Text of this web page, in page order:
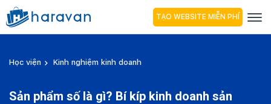
TẠO WEBSITE MIỄN PHÍ
Học viện Kinh nghiệm kinh doanh
Sản phẩm số là gì? Bí kíp kinh doanh sản